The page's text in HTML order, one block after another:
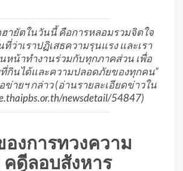
ฮายัตในวันนี้ คือการหลอมรวมจิตใจ
ว่าเราปฏิเสธความรุนแรง และเรา
หน้าทำงานร่วมกับทุกภาคส่วน เพื่อ
กินได้และความปลอดภัยของทุกคน”
ายฯ กล่าว (อ่านรายละเอียดข่าวใน
newsdetail/54847)
งการทวงความ
คดีลอบสังหาร